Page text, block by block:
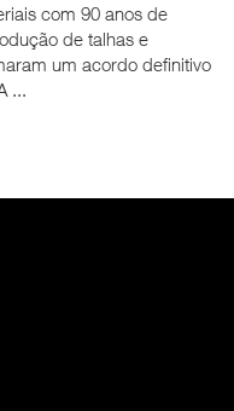
com 90 anos de
de talhas e
um acordo definitivo